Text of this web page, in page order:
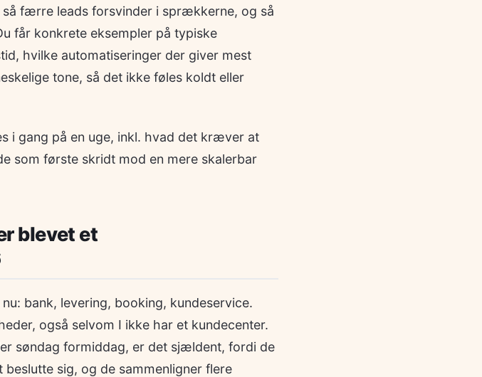
færre leads forsvinder i sprækkerne, og så
får konkrete eksempler på typiske
hvilke automatiseringer der giver mest
tone, så det ikke føles koldt eller
i gang på en uge, inkl. hvad det kræver at
som første skridt mod en mere skalerbar
blevet et
bank, levering, booking, kundeservice.
også selvom I ikke har et kundecenter.
søndag formiddag, er det sjældent, fordi de
sig, og de sammenligner flere